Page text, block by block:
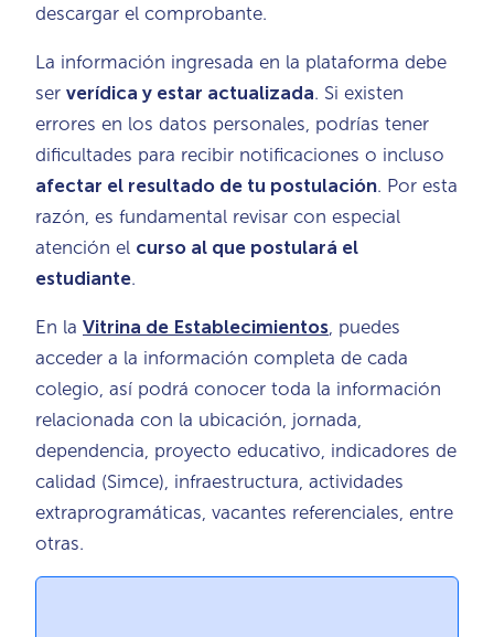
descargar el comprobante.
La información ingresada en la plataforma debe
ser verídica y estar actualizada. Si existen
errores en los datos personales, podrías tener
dificultades para recibir notificaciones o incluso
afectar el resultado de tu postulación. Por esta
razón, es fundamental revisar con especial
atención el curso al que postulará el
estudiante.
En la Vitrina de Establecimientos , puedes
acceder a la información completa de cada
colegio, así podrá conocer toda la información
relacionada con la ubicación, jornada,
dependencia, proyecto educativo, indicadores de
calidad (Simce), infraestructura, actividades
extraprogramáticas, vacantes referenciales, entre
otras.